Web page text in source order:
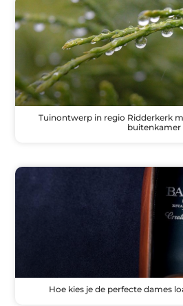
Tuinontwerp in regio Ridderkerk
buitenkamer
Hoe kies je de perfecte dames